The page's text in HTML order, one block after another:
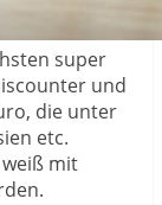
super
und
die unter
etc.
mit